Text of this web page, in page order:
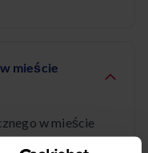
mieście
w mieście